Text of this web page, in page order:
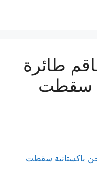
طائرة
سقطت